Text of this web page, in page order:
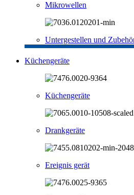
Mikrowellen
Untergestellen und
Küchengeräte
Küchengeräte
Drankgeräte
Ereignis gerät